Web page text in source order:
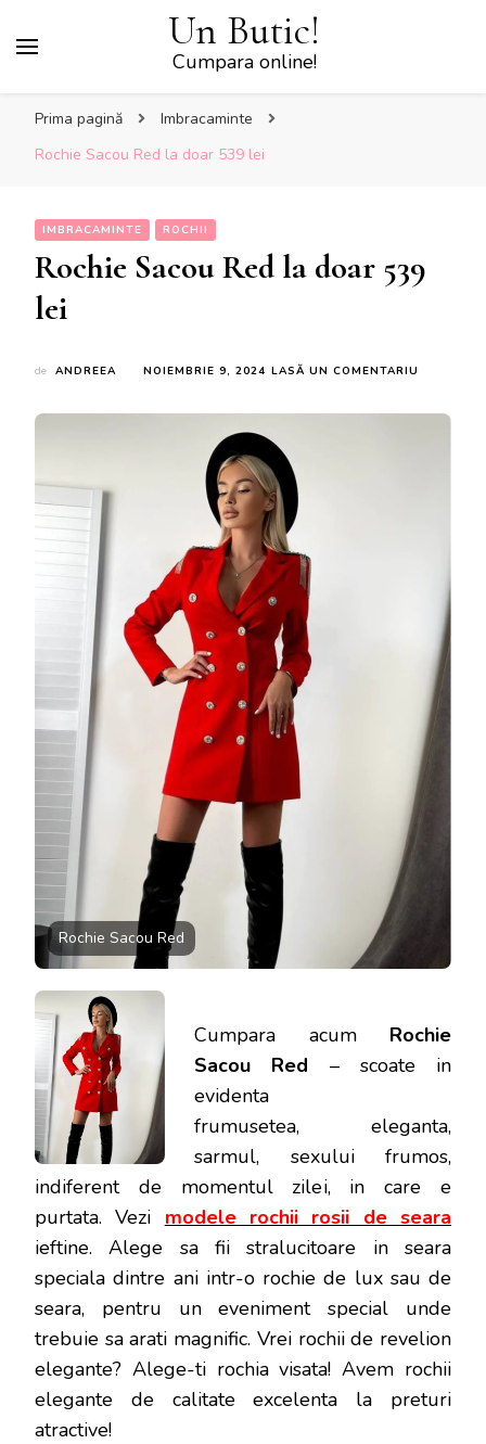
Un Butic!
Cumpara online!
Prima pagină
Imbracaminte
Rochie Sacou Red la doar 539 lei
IMBRACAMINTE ROCHII
Rochie Sacou Red la doar 539
lei
de ANDREEA NOIEMBRIE 9, 2024 LASĂ UN COMENTARIU
Rochie Sacou Red
Cumpara acumRochie
Sacou Red – scoate in
evidenta
frumusetea, eleganta,
sarmul, sexului frumos,
indiferent de momentul zilei, in care e
purtata. Vezi modele rochii rosii de seara
ieftine. Alege sa fii stralucitoare in seara
speciala dintre ani intr-o rochie de lux sau de
seara, pentru un eveniment special unde
trebuie sa arati magnific. Vrei rochii de revelion
elegante? Alege-ti rochia visata! Avem rochii
elegante de calitate excelenta la preturi
atractive!